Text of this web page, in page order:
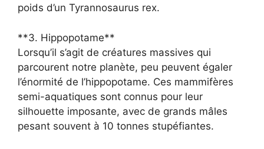
poids d’un Tyrannosaurus rex.
**3. Hippopotame**
Lorsqu’il s’agit de créatures massives qui
parcourent notre planète, peu peuvent égaler
l’énormité de l’hippopotame. Ces mammifères
semi-aquatiques sont connus pour leur
silhouette imposante, avec de grands mâles
pesant souvent à 10 tonnes stupéfiantes.